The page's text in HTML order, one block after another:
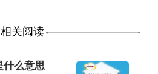
相关阅读
什么意思